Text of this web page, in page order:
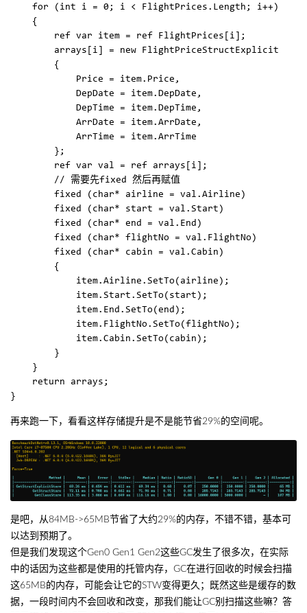
    for (int i = 0; i < FlightPrices.Length; i++)
    {
        ref var item = ref FlightPrices[i];
        arrays[i] = new FlightPriceStructExplicit
        {
            Price = item.Price,
            DepDate = item.DepDate,
            DepTime = item.DepTime,
            ArrDate = item.ArrDate,
            ArrTime = item.ArrTime
        };
        ref var val = ref arrays[i];
        // 需要先fixed 然后再赋值
        fixed (char* airline = val.Airline)
        fixed (char* start = val.Start)
        fixed (char* end = val.End)
        fixed (char* flightNo = val.FlightNo)
        fixed (char* cabin = val.Cabin)
        {
            item.Airline.SetTo(airline);
            item.Start.SetTo(start);
            item.End.SetTo(end);
            item.FlightNo.SetTo(flightNo);
            item.Cabin.SetTo(cabin);
        }
    }
    return arrays;
再来跑一下，看看这样存储提升是不是能节省29%的空间呢。
是吧，从84MB->65MB节省了大约29%的内存，不错不错，基本可
以达到预期了。
但是我们发现这个Gen0 Gen1 Gen2这些GC发生了很多次，在实际
中的话因为这些都是使用的托管内存，GC在进行回收的时候会扫描
这65MB的内存，可能会让它的STW变得更久；既然这些是缓存的数
据，一段时间内不会回收和改变，那我们能让GC别扫描这些嘛？答